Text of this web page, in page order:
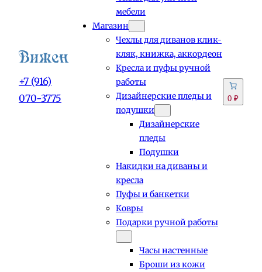
+7 (916)
070-3775
мебели
Магазин
Чехлы для диванов клик-
кляк, книжка, аккордеон
Кресла и пуфы ручной
работы
Дизайнерские пледы и
подушки
Дизайнерские
пледы
Подушки
Накидки на диваны и
кресла
Пуфы и банкетки
Ковры
Подарки ручной работы
Часы настенные
Броши из кожи
0 ₽